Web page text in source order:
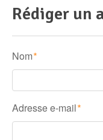
Rédiger un
Nom *
Adresse e-mail *